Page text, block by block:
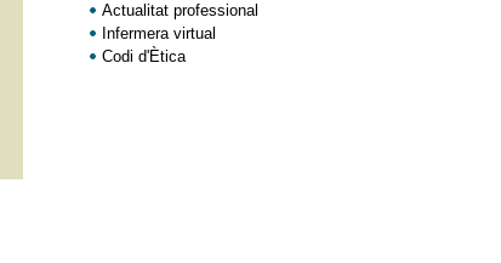
Actualitat professional
Infermera virtual
Codi d'Ètica